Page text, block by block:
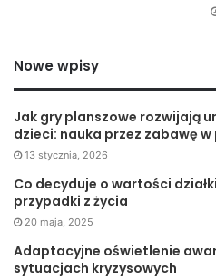
lada wyzwanie. Warto jednak
specjalistyczne wykładziny dla
zapewniając im komfort,
najwyższym poziomie.
Sprawdź więcej informacji na
warszawa.pl/wykladziny-do-
Nowe wpisy
Jak gry planszowe rozwijają
dzieci: nauka przez zabawę
13 stycznia, 2026
Co decyduje o wartości
przypadki z życia
20 maja, 2025
Adaptacyjne oświetlenie
sytuacjach kryzysowych